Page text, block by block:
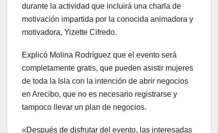
durante la actividad que incluirá una charla de
motivación impartida por la conocida animadora y
motivadora, Yizette Cifredo.
Explicó Molina Rodríguez que el evento será
completamente gratis, que pueden asistir mujeres
de toda la Isla con la intención de abrir negocios
en Arecibo, que no es necesario registrarse y
tampoco llevar un plan de negocios.
«Después de disfrutar del evento, las interesadas